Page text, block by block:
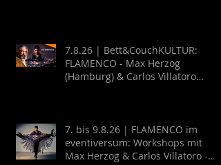
7.8.26 | Bett&CouchKULTUR:
FLAMENCO - Max Herzog
(Hamburg) & Carlos Villatoro
7. bis 9.8.26 | FLAMENCO im
eventiversum: Workshops mit
Max Herzog & Carlos Villatoro -